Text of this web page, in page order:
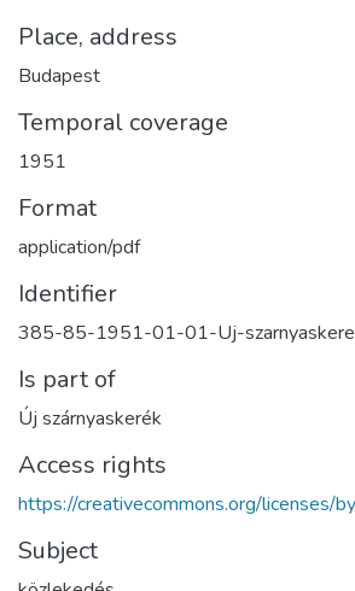
Place, address
Budapest
Temporal coverage
1951
Format
application/pdf
Identifier
385-85-1951-01-01-Uj-
Is part of
Új szárnyaskerék
Access rights
https://creativecommons.org/licenses/
Subject